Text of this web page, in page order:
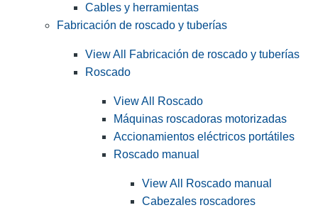
Cables y herramientas
Fabricación de roscado y tuberías
View All Fabricación de roscado y tuberías
Roscado
View All Roscado
Máquinas roscadoras motorizadas
Accionamientos eléctricos portátiles
Roscado manual
View All Roscado manual
Cabezales roscadores